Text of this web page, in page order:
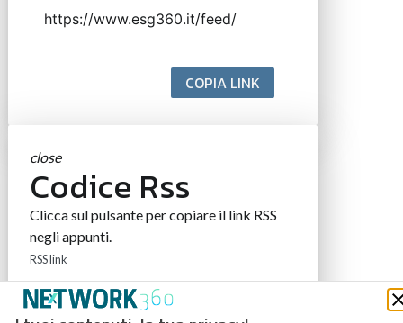
COPIA LINK
close
Codice Rss
Clicca sul pulsante per copiare il link RSS
negli appunti.
RSS link